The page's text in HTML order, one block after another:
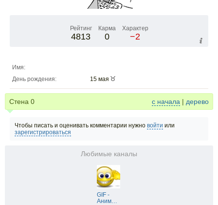
Рейтинг
4813
Карма
0
Характер
−2
Имя:
День рождения:
15 мая
Стена 0 с начала | дерево
Чтобы писать и оценивать комментарии нужно войти или
зарегистрироваться
Любимые каналы
GIF -
Аним…